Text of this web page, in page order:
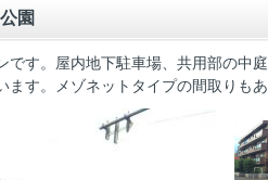
園
です。屋内地下駐車場、共用部の
ます。メゾネットタイプの間取りも